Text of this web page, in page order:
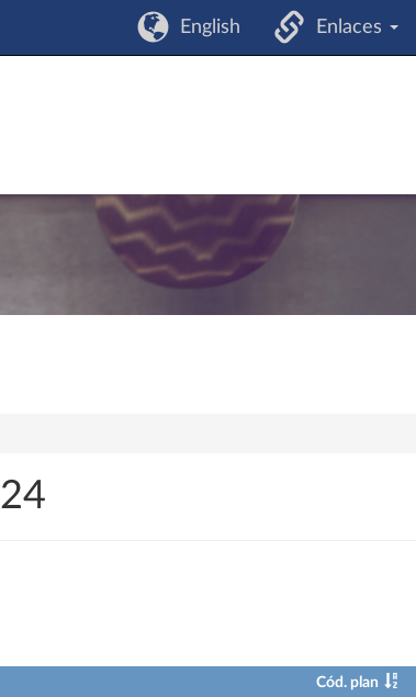
English Enlaces
Cód. plan